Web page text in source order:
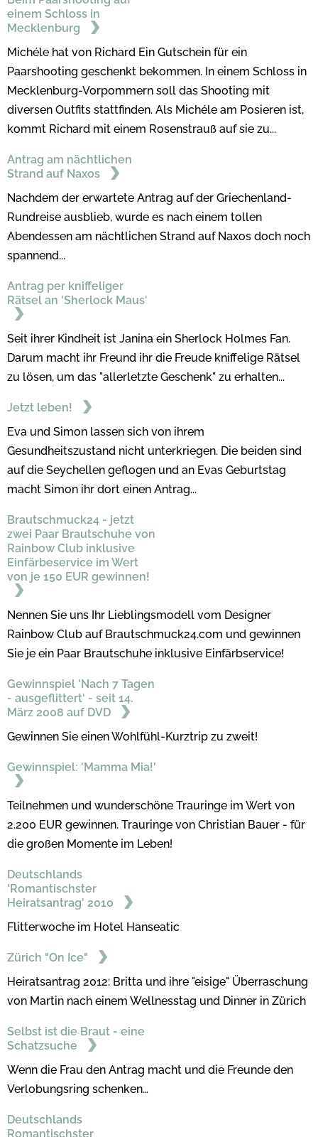
einem Schloss in
Mecklenburg
Michéle hat von Richard Ein Gutschein für ein
Paarshooting geschenkt bekommen. In einem Schloss in
Mecklenburg-Vorpommern soll das Shooting mit
diversen Outfits stattfinden. Als Michéle am Posieren ist,
kommt Richard mit einem Rosenstrauß auf sie zu...
Antrag am nächtlichen
Strand auf Naxos
Nachdem der erwartete Antrag auf der Griechenland-
Rundreise ausblieb, wurde es nach einem tollen
Abendessen am nächtlichen Strand auf Naxos doch noch
spannend...
Antrag per kniffeliger
Rätsel an 'Sherlock Maus'
Seit ihrer Kindheit ist Janina ein Sherlock Holmes Fan.
Darum macht ihr Freund ihr die Freude kniffelige Rätsel
zu lösen, um das "allerletzte Geschenk" zu erhalten...
Jetzt leben!
Eva und Simon lassen sich von ihrem
Gesundheitszustand nicht unterkriegen. Die beiden sind
auf die Seychellen geflogen und an Evas Geburtstag
macht Simon ihr dort einen Antrag...
Brautschmuck24 - jetzt
zwei Paar Brautschuhe von
Rainbow Club inklusive
Einfärbeservice im Wert
von je 150 EUR gewinnen!
Nennen Sie uns Ihr Lieblingsmodell vom Designer
Rainbow Club auf Brautschmuck24.com und gewinnen
Sie je ein Paar Brautschuhe inklusive Einfärbservice!
Gewinnspiel 'Nach 7 Tagen
- ausgeflittert' - seit 14.
März 2008 auf DVD
Gewinnen Sie einen Wohlfühl-Kurztrip zu zweit!
Gewinnspiel: 'Mamma Mia!'
Teilnehmen und wunderschöne Trauringe im Wert von
2.200 EUR gewinnen. Trauringe von Christian Bauer - für
die großen Momente im Leben!
Deutschlands
'Romantischster
Heiratsantrag' 2010
Flitterwoche im Hotel Hanseatic
Zürich "On Ice"
Heiratsantrag 2012: Britta und ihre "eisige" Überraschung
von Martin nach einem Wellnesstag und Dinner in Zürich
Selbst ist die Braut - eine
Schatzsuche
Wenn die Frau den Antrag macht und die Freunde den
Verlobungsring schenken…
Deutschlands
Romantischster